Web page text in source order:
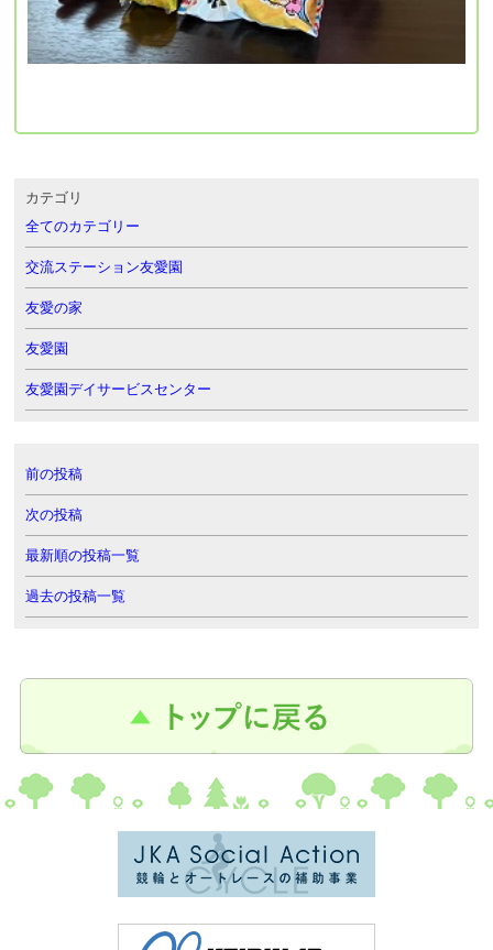
カテゴリ
全てのカテゴリー
交流ステーション友愛園
友愛の家
友愛園
友愛園デイサービスセンター
前の投稿
次の投稿
最新順の投稿一覧
過去の投稿一覧